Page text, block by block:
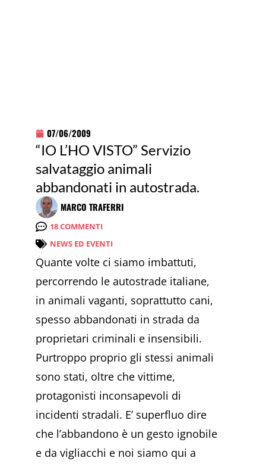
07/06/2009
“IO L’HO VISTO” Servizio
salvataggio animali
abbandonati in autostrada.
MARCO TRAFERRI
18 COMMENTI
NEWS ED EVENTI
Quante volte ci siamo imbattuti,
percorrendo le autostrade italiane,
in animali vaganti, soprattutto cani,
spesso abbandonati in strada da
proprietari criminali e insensibili.
Purtroppo proprio gli stessi animali
sono stati, oltre che vittime,
protagonisti inconsapevoli di
incidenti stradali. E’ superfluo dire
che l’abbandono è un gesto ignobile
e da vigliacchi e noi siamo qui a